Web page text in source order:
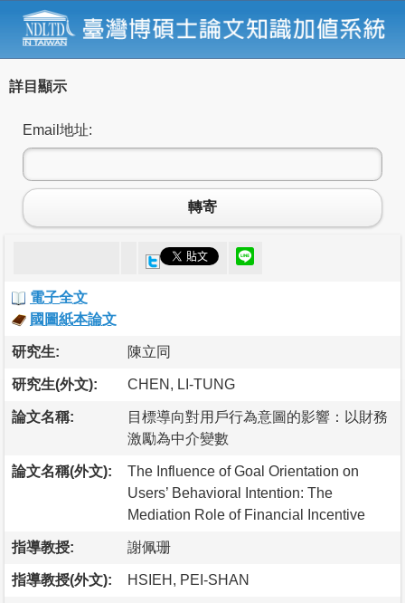
詳目顯示
Email地址:
轉寄
電子全文
國圖紙本論文
研究生: 陳立同
研究生(外文): CHEN, LI-TUNG
論文名稱:
目標導向對用戶行為意圖的影響：以財務
激勵為中介變數
論文名稱(外文):
The Influence of Goal Orientation on
Users’ Behavioral Intention: The
Mediation Role of Financial Incentive
指導教授: 謝佩珊
指導教授(外文): HSIEH, PEI-SHAN